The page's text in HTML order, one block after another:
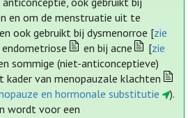
en om de menstruatie uit te
ook gebruikt bij dysmenorroe [zie
endometriose en bij acne [zie
sommige (niet-anticonceptieve)
kader van menopauzale klachten
en hormonale substitutie
).
wordt voor een